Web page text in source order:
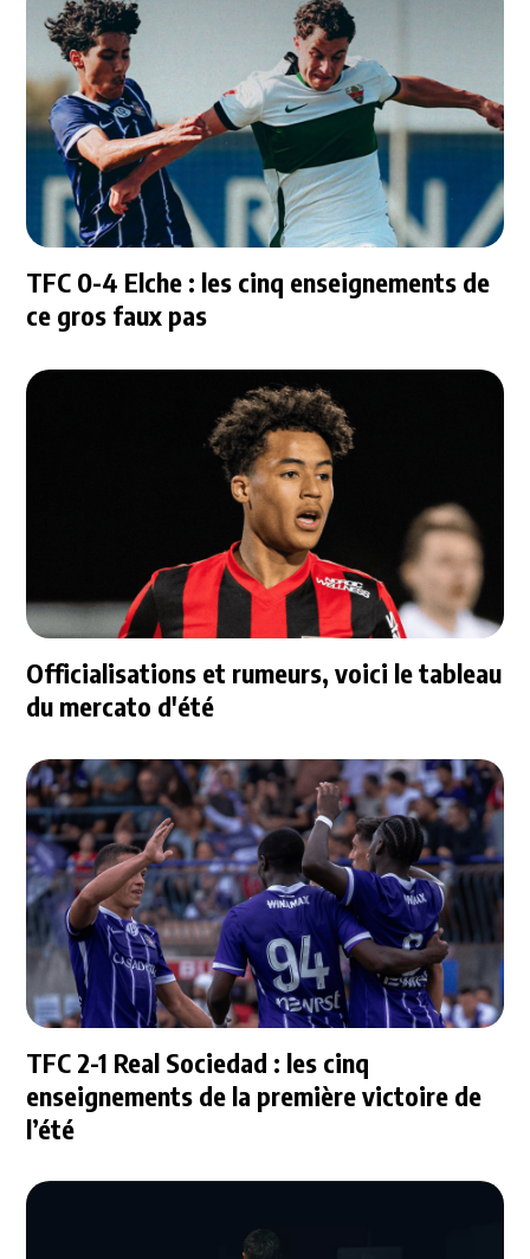
TFC 0-4 Elche : les cinq enseignements de
ce gros faux pas
Officialisations et rumeurs, voici le tableau
du mercato d'été
TFC 2-1 Real Sociedad : les cinq
enseignements de la première victoire de
l’été